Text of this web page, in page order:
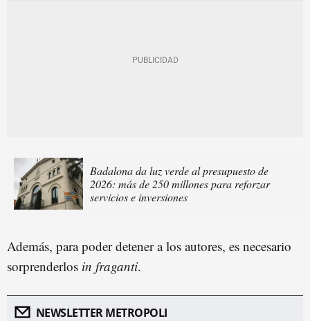
Badalona da luz verde al presupuesto de
2026: más de 250 millones para reforzar
servicios e inversiones
Además, para poder detener a los autores, es necesario
sorprenderlos in fraganti.
NEWSLETTER METROPOLI